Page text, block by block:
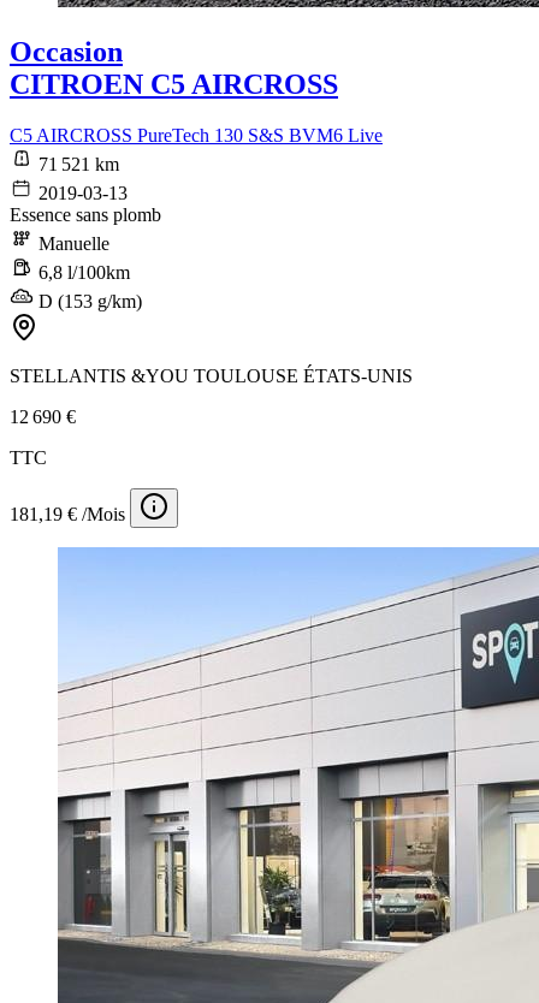
Occasion
CITROEN C5 AIRCROSS
C5 AIRCROSS PureTech 130 S&S BVM6 Live
71 521 km
2019-03-13
Essence sans plomb
Manuelle
6,8 l/100km
D (153 g/km)
STELLANTIS &YOU TOULOUSE ÉTATS-UNIS
12 690 €
TTC
181,19 € /Mois